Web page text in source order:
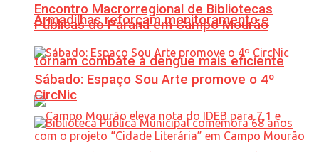
Armadilhas reforçam monitoramento e
tornam combate à dengue mais eficiente
Encontro Macrorregional de Bibliotecas
Públicas do Paraná em Campo Mourão
Sábado: Espaço Sou Arte promove o 4º
CircNic